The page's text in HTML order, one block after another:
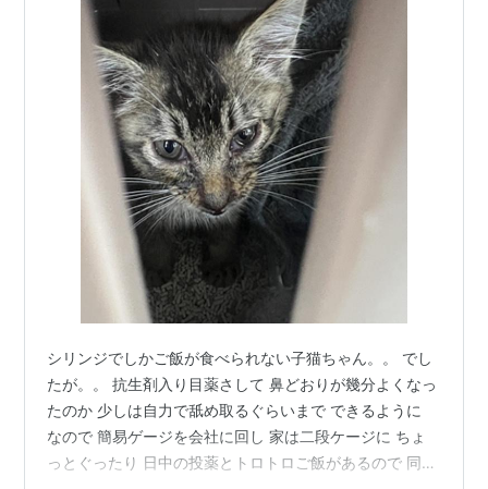
シリンジでしかご飯が食べられない子猫ちゃん。。 でし
たが。。 抗生剤入り目薬さして 鼻どおりが幾分よくなっ
たのか 少しは自力で舐め取るぐらいまで できるように
なので 簡易ゲージを会社に回し 家は二段ケージに ちょ
っとぐったり 日中の投薬とトロトロご飯があるので 同伴